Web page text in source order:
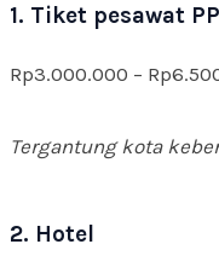
1. Tiket pesawat PP
Rp3.000.000 –
Tergantung kota
2. Hotel